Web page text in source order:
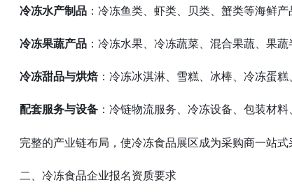
冷冻水产制品 ：冷冻鱼类、虾类、贝类、蟹类等海鲜
冷冻果蔬产品 ：冷冻水果、冷冻蔬菜、混合果蔬、果
冷冻甜品与烘焙：冷冻冰淇淋、雪糕、冰棒、冷冻蛋
配套服务与设备 ：冷链物流服务、冷冻设备、包装材
完整的产业链布局，使冷冻食品展区成为采购商一站
二、冷冻食品企业报名资质要求